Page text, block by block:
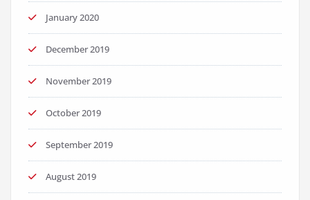
January 2020
December 2019
November 2019
October 2019
September 2019
August 2019